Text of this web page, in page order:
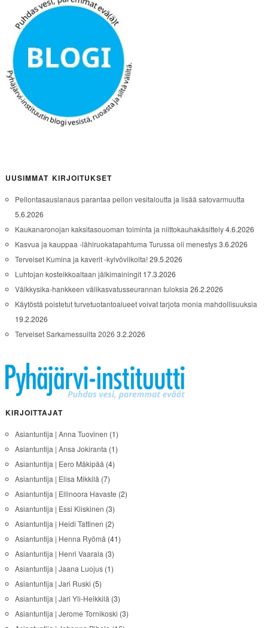
UUSIMMAT KIRJOITUKSET
Pellontasauslanaus parantaa pellon vesitaloutta ja lisää satovarmuutta
5.6.2026
Kaukanaronojan kaksitasouoman toiminta ja niittokauhakäsittely4.6.2026
Kasvua ja kauppaa -lähiruokatapahtuma Turussa oli menestys3.6.2026
Terveiset Kumina ja kaverit -kylvöviikolta!29.5.2026
Luhtojan kosteikkoaltaan jälkimainingit 17.3.2026
Välkkysika-hankkeen välikasvatusseurannan tuloksia 26.2.2026
Käytöstä poistetut turvetuotantoalueet voivat tarjota monia mahdollisuuksia
19.2.2026
Terveiset Sarkamessuilta 2026 3.2.2026
KIRJOITTAJAT
Asiantuntija | Anna Tuovinen (1)
Asiantuntija | Ansa Jokiranta (1)
Asiantuntija | Eero Mäkipää (4)
Asiantuntija | Elisa Mikkilä (7)
Asiantuntija | Ellinoora Havaste (2)
Asiantuntija | Essi Kiiskinen (3)
Asiantuntija | Heidi Tattinen (2)
Asiantuntija | Henna Ryömä (41)
Asiantuntija | Henri Vaarala (3)
Asiantuntija | Jaana Luojus(1)
Asiantuntija | Jari Ruski (5)
Asiantuntija | Jari Yli-Heikkilä (3)
Asiantuntija | Jerome Tornikoski (3)